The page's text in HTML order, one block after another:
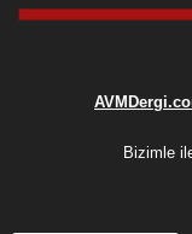
Bizimle